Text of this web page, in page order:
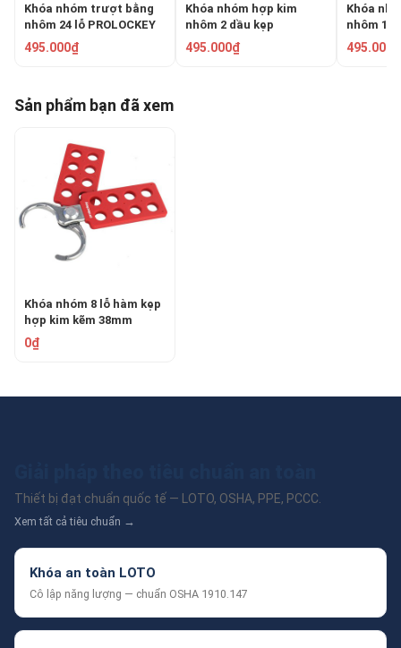
Khóa nhóm trượt bằng
nhôm 24 lỗ PROLOCKEY
AH32
495.000₫
Khóa nhóm hợp kim
nhôm 2 dầu kẹp
PROLOCKEY DAH01
495.000₫
Khóa
nhôm 12
AH31
495.000₫
Sản phẩm bạn đã xem
Khóa nhóm 8 lỗ hàm kẹp
hợp kim kẽm 38mm
PROLOCKEY ZH02
0₫
Thiết bị đạt chuẩn quốc tế — LOTO, OSHA, PPE, PCCC.
Xem tất cả tiêu chuẩn →
Khóa an toàn LOTO
Cô lập năng lượng — chuẩn OSHA 1910.147